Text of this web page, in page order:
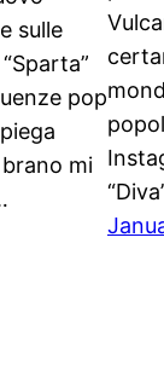
sulle
pop
mi